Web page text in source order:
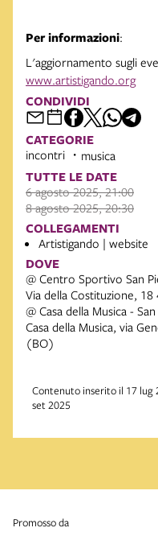
Per informazioni:
L'aggiornamento sugli
www.artistigando.org
CONDIVIDI
CATEGORIE
incontri musica
TUTTE LE DATE
6 agosto 2025, 21:00
8 agosto 2025, 20:30
COLLEGAMENTI
Artistigando | website
DOVE
@ Centro Sportivo San
Via della Costituzione, 18
@ Casa della Musica -
Casa della Musica, via
(BO)
Contenuto inserito il 17
set 2025
promosso da